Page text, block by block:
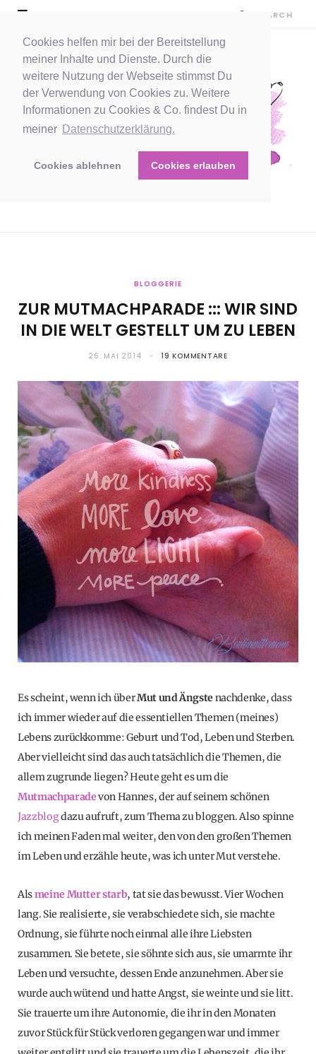
Cookies helfen mir bei der Bereitstellung
meiner Inhalte und Dienste. Durch die
weitere Nutzung der Webseite stimmst Du
der Verwendung von Cookies zu. Weitere
Informationen zu Cookies & Co. findest Du in
meiner Datenschutzerklärung.
Cookies ablehnen Cookies erlauben
BLOGGERIE
ZUR MUTMACHPARADE ::: WIR SIND
IN DIE WELT GESTELLT UM ZU LEBEN
26. MAI 2014 19 KOMMENTARE
Es scheint, wenn ich überMut und Ängstenachdenke, dass
ich immer wieder auf die essentiellen Themen (meines)
Lebens zurückkomme: Geburt und Tod, Leben und Sterben.
Aber vielleicht sind das auch tatsächlich die Themen, die
allem zugrunde liegen? Heute geht es um die
Mutmachparadevon Hannes, der auf seinem schönen
Jazzblogdazu aufruft, zum Thema zu bloggen. Also spinne
ich meinen Faden mal weiter, den von den großen Themen
im Leben und erzähle heute, was ich unter Mut verstehe.
Alsmeine Mutter starb, tat sie das bewusst. Vier Wochen
lang. Sie realisierte, sie verabschiedete sich, sie machte
Ordnung, sie führte noch einmal alle ihre Liebsten
zusammen. Sie betete, sie söhnte sich aus, sie umarmte ihr
Leben und versuchte, dessen Ende anzunehmen. Aber sie
wurde auch wütend und hatte Angst, sie weinte und sie litt.
Sie trauerte um ihre Autonomie, die ihr in den Monaten
zuvor Stück für Stück verloren gegangen war und immer